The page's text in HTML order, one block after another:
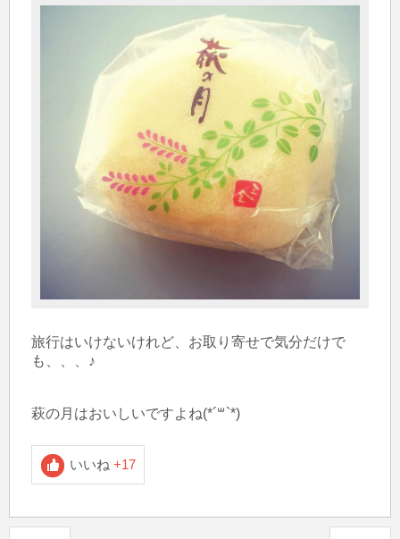
旅行はいけないけれど、お取り寄せで気分だけで
も、、、♪
萩の月はおいしいですよね(*´꒳`*)
いいね +17